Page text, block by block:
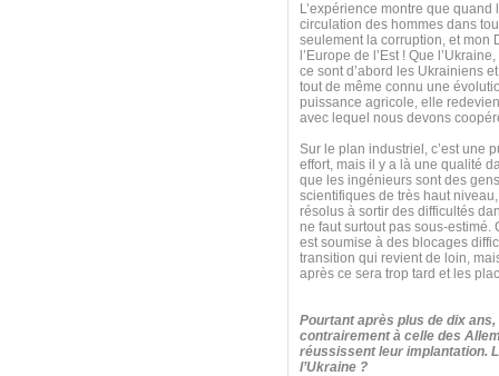
L’expérience montre que
circulation des hommes dans
seulement la corruption, et mon
l’Europe de l’Est ! Que
ce sont d’abord les Ukrainiens
tout de même connu une
puissance agricole, elle
avec lequel nous devons
Sur le plan industriel, c’est une
effort, mais il y a là une qualité
que les ingénieurs sont des
scientifiques de très haut
résolus à sortir des difficultés
ne faut surtout pas sous-
est soumise à des blocages
transition qui revient de loin,
après ce sera trop tard et les
Pourtant après plus de dix
contrairement à celle des
réussissent leur implantation.
l’Ukraine ?